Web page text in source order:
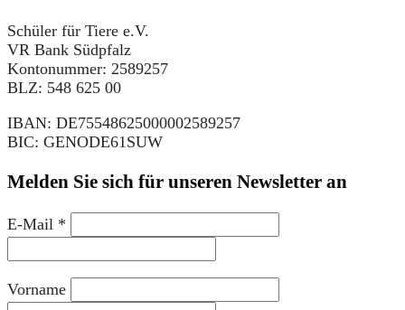
Schüler für Tiere e.V.
VR Bank Südpfalz
Kontonummer: 2589257
BLZ: 548 625 00
IBAN: DE75548625000002589257
BIC: GENODE61SUW
Melden Sie sich für unseren Newsletter an
E-Mail *
Vorname